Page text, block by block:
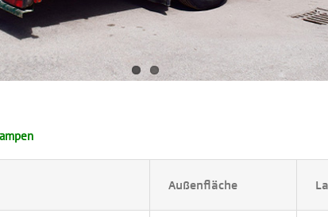
Außenfläche